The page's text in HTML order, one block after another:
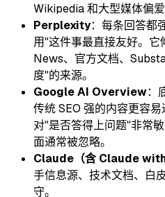
Wikipedia 和大型媒体偏爱
Perplexity：每条回答都
用"这件事最直接友好。
News、官方文档、
度"的来源。
Google AI Overview：
传统 SEO 强的内容更容
对"是否答得上问题"非常
面通常被忽略。
Claude（含 Claude with
手信息源、技术文档、白
守。